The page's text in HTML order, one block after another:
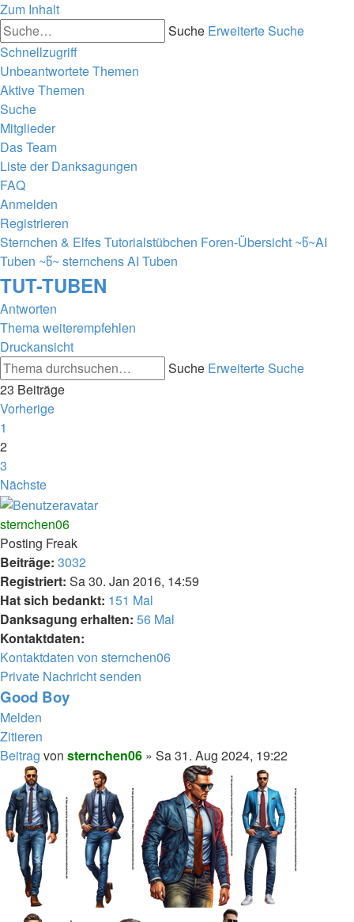
Zum Inhalt
Suche Erweiterte Suche
Schnellzugriff
Unbeantwortete Themen
Aktive Themen
Suche
Mitglieder
Das Team
Liste der Danksagungen
FAQ
Anmelden
Registrieren
Sternchen & Elfes Tutorialstübchen Foren-Übersicht ~წ~AI
Tuben ~წ~ sternchens AI Tuben
TUT-TUBEN
Antworten
Thema weiterempfehlen
Druckansicht
Suche Erweiterte Suche
23 Beiträge
Vorherige
1
2
3
Nächste
sternchen06
Posting Freak
Beiträge: 3032
Registriert: Sa 30. Jan 2016, 14:59
Hat sich bedankt: 151 Mal
Danksagung erhalten: 56 Mal
Kontaktdaten:
Kontaktdaten von sternchen06
Private Nachricht senden
Good Boy
Melden
Zitieren
Beitrag von sternchen06 » Sa 31. Aug 2024, 19:22